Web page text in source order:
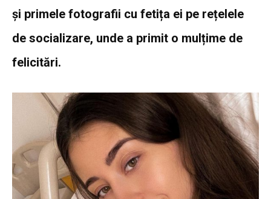
și primele fotografii cu fetița ei pe rețelele
de socializare, unde a primit o mulțime de
felicitări.